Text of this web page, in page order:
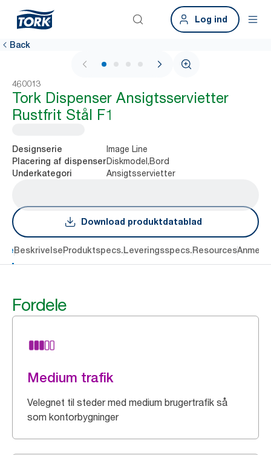
Log ind
Back
1 / 4
460013
Tork Dispenser Ansigtsservietter
Rustfrit Stål F1
Designserie Image Line
Placering af dispenserDiskmodel,Bord
Underkategori Ansigtsservietter
Download produktdatablad
BeskrivelseProduktspecs.Leveringsspecs.Resources
Fordele
Medium trafik
Velegnet til steder med medium brugertrafik så
som kontorbygninger